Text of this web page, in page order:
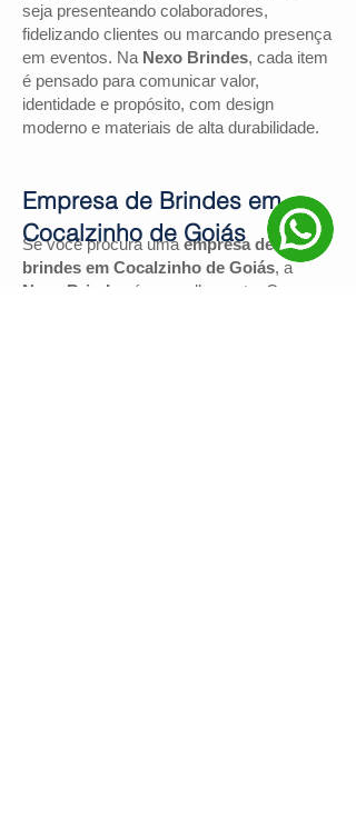
seja presenteando colaboradores,
fidelizando clientes ou marcando presença
em eventos. Na Nexo Brindes, cada item
é pensado para comunicar valor,
identidade e propósito, com design
moderno e materiais de alta durabilidade.
Se você procura uma empresa de
brindes em Cocalzinho de Goiás, a
Nexo Brindes
é a escolha certa. Com
Empresa de Brindes em
Cocalzinho de Goiás